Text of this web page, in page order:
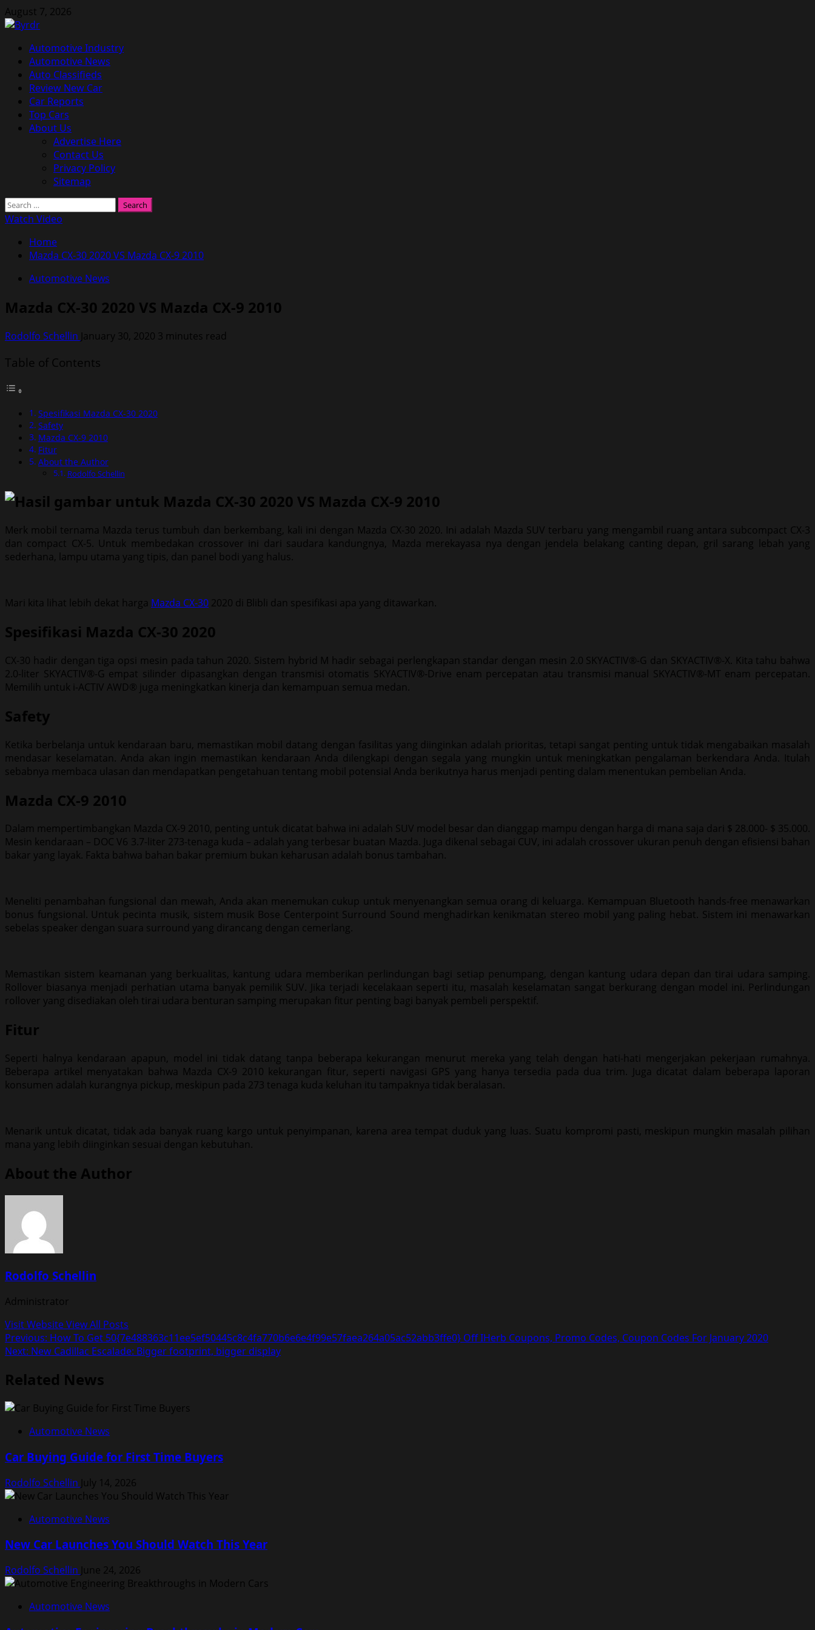
Skip
to
August 7, 2026
Primary
Menu
Automotive Industry
Automotive News
Auto Classifieds
Review New Car
Car Reports
Top Cars
About Us
Advertise Here
Contact Us
Privacy Policy
Sitemap
Search
for:
Watch Video
Home
Mazda CX-30 2020 VS Mazda CX-9 2010
Automotive News
Mazda CX-30 2020 VS Mazda CX-9 2010
Rodolfo Schellin January 30, 2020 3 minutes read
Table of Contents
Spesifikasi Mazda CX-30 2020
Safety
Mazda CX-9 2010
Fitur
About the Author
Rodolfo Schellin
Merk mobil ternama Mazda terus tumbuh dan berkembang, kali ini dengan Mazda CX-30 2020. Ini adalah Mazda SUV terbaru yang mengambil ruang antara subcompact CX-3
dan compact CX-5. Untuk membedakan crossover ini dari saudara kandungnya, Mazda merekayasa nya dengan jendela belakang canting depan, gril sarang lebah yang
sederhana, lampu utama yang tipis, dan panel bodi yang halus.
Mari kita lihat lebih dekat harga Mazda CX-30 2020 di Blibli dan spesifikasi apa yang ditawarkan.
Spesifikasi Mazda CX-30 2020
CX-30 hadir dengan tiga opsi mesin pada tahun 2020. Sistem hybrid M hadir sebagai perlengkapan standar dengan mesin 2.0 SKYACTIV®-G dan SKYACTIV®-X. Kita tahu bahwa
2.0-liter SKYACTIV®-G empat silinder dipasangkan dengan transmisi otomatis SKYACTIV®-Drive enam percepatan atau transmisi manual SKYACTIV®-MT enam percepatan.
Memilih untuk i-ACTIV AWD® juga meningkatkan kinerja dan kemampuan semua medan.
Safety
Ketika berbelanja untuk kendaraan baru, memastikan mobil datang dengan fasilitas yang diinginkan adalah prioritas, tetapi sangat penting untuk tidak mengabaikan masalah
mendasar keselamatan. Anda akan ingin memastikan kendaraan Anda dilengkapi dengan segala yang mungkin untuk meningkatkan pengalaman berkendara Anda. Itulah
sebabnya membaca ulasan dan mendapatkan pengetahuan tentang mobil potensial Anda berikutnya harus menjadi penting dalam menentukan pembelian Anda.
Mazda CX-9 2010
Dalam mempertimbangkan Mazda CX-9 2010, penting untuk dicatat bahwa ini adalah SUV model besar dan dianggap mampu dengan harga di mana saja dari $ 28.000- $ 35.000.
Mesin kendaraan – DOC V6 3.7-liter 273-tenaga kuda – adalah yang terbesar buatan Mazda. Juga dikenal sebagai CUV, ini adalah crossover ukuran penuh dengan efisiensi bahan
bakar yang layak. Fakta bahwa bahan bakar premium bukan keharusan adalah bonus tambahan.
Meneliti penambahan fungsional dan mewah, Anda akan menemukan cukup untuk menyenangkan semua orang di keluarga. Kemampuan Bluetooth hands-free menawarkan
bonus fungsional. Untuk pecinta musik, sistem musik Bose Centerpoint Surround Sound menghadirkan kenikmatan stereo mobil yang paling hebat. Sistem ini menawarkan
sebelas speaker dengan suara surround yang dirancang dengan cemerlang.
Memastikan sistem keamanan yang berkualitas, kantung udara memberikan perlindungan bagi setiap penumpang, dengan kantung udara depan dan tirai udara samping.
Rollover biasanya menjadi perhatian utama banyak pemilik SUV. Jika terjadi kecelakaan seperti itu, masalah keselamatan sangat berkurang dengan model ini. Perlindungan
rollover yang disediakan oleh tirai udara benturan samping merupakan fitur penting bagi banyak pembeli perspektif.
Fitur
Seperti halnya kendaraan apapun, model ini tidak datang tanpa beberapa kekurangan menurut mereka yang telah dengan hati-hati mengerjakan pekerjaan rumahnya.
Beberapa artikel menyatakan bahwa Mazda CX-9 2010 kekurangan fitur, seperti navigasi GPS yang hanya tersedia pada dua trim. Juga dicatat dalam beberapa laporan
konsumen adalah kurangnya pickup, meskipun pada 273 tenaga kuda keluhan itu tampaknya tidak beralasan.
Menarik untuk dicatat, tidak ada banyak ruang kargo untuk penyimpanan, karena area tempat duduk yang luas. Suatu kompromi pasti, meskipun mungkin masalah pilihan
mana yang lebih diinginkan sesuai dengan kebutuhan.
About the Author
Rodolfo Schellin
Administrator
Visit WebsiteView All Posts
Post
navigation
Previous: How To Get 50{7e488363c11ee5ef50445c8c4fa770b6e6e4f99e57faea264a05ac52abb3ffe0} Off IHerb Coupons, Promo Codes, Coupon Codes For January 2020
Next: New Cadillac Escalade: Bigger footprint, bigger display
Related News
Automotive News
Car Buying Guide for First Time Buyers
Rodolfo Schellin July 14, 2026
Automotive News
New Car Launches You Should Watch This Year
Rodolfo Schellin June 24, 2026
Automotive News